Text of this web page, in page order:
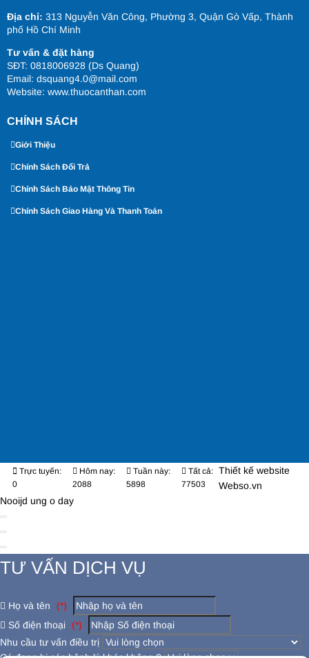
Địa chỉ: 313 Nguyễn Văn Công, Phường 3, Quận Gò Vấp, Thành
phố Hồ Chí Minh
Tư vấn & đặt hàng
SĐT: 0818006928 (Ds Quang)
Email: dsquang4.0@mail.com
Website: www.thuocanthan.com
CHÍNH SÁCH
Giới Thiệu
Chính Sách Đổi Trả
Chính Sách Bảo Mật Thông Tin
Chính Sách Giao Hàng Và Thanh Toán
Trực tuyến:
0
Hôm nay:
2088
Tuần này:
5898
Tất cả:
77503
Thiết kế website
Webso.vn
Nooijd ung o day
TƯ VẤN DỊCH VỤ
Họ và tên
(*)
Số điện thoại
(*)
Nhu cầu tư vấn điều trị